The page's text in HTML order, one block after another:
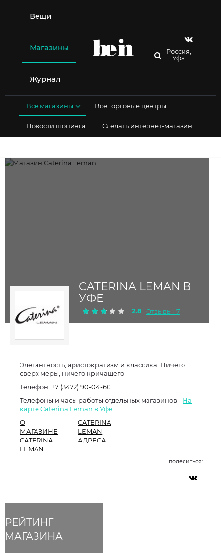
содержимому
Вещи
Магазины
Журнал
Россия,
Уфа
Все магазины Все торговые центры
Новости шопинга Сделать интернет-магазин
CATERINA LEMAN В
УФЕ
2.8 Отзывы : 7
РЕЙТИНГ
МАГАЗИНА
Элегантность, аристократизм и классика. Ничего
сверх меры, ничего кричащего
Телефон: +7 (3472) 90-04-60.
Телефоны и часы работы отдельных магазинов - На
карте Caterina Leman в Уфе
О
МАГАЗИНЕ
CATERINA
LEMAN
CATERINA
LEMAN
АДРЕСА
поделиться: